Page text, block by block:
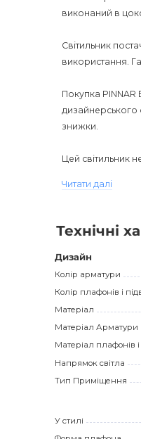
виконаний в
Світильник
використання.
Покупка PINNAR
дизайнерського
знижки.
Цей світильник
вибором для
Важливо також
успішному
потенційним
Читати далі
Технічні
Дизайн
Колір арматури
Колір плафонів і
Матеріал
Матеріал Арматури
Матеріал плафонів і
Напрямок світла
Тип Приміщення
У стилі